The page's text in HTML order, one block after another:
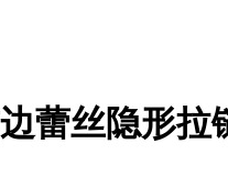
蕾丝隐形拉